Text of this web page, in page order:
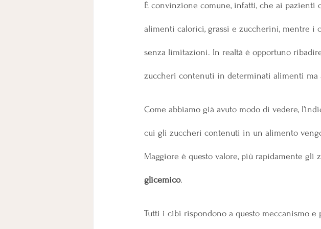
È convinzione comune, infatti, che ai
alimenti calorici, grassi e zuccherini, mentre i
senza limitazioni. In realtà è opportuno
zuccheri contenuti in determinati alimenti ma
Come abbiamo già avuto modo di vedere,
cui gli zuccheri contenuti in un alimento
Maggiore è questo valore, più rapidamente
glicemico.
Tutti i cibi rispondono a questo meccanismo